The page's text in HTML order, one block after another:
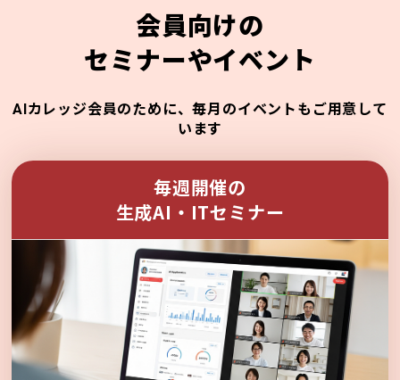
会員向けの
セミナーやイベント
AIカレッジ会員のために、毎月のイベントもご用意して
います
毎週開催の
生成AI・ITセミナー